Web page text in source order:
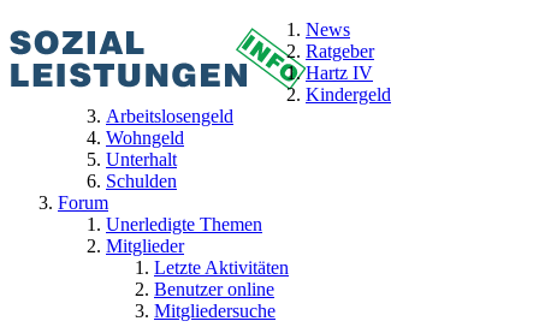
News
Ratgeber
Hartz IV
Kindergeld
Arbeitslosengeld
Wohngeld
Unterhalt
Schulden
Forum
Unerledigte Themen
Mitglieder
Letzte Aktivitäten
Benutzer online
Mitgliedersuche